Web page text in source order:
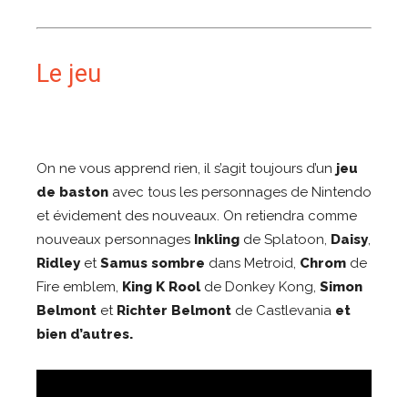
Le jeu
On ne vous apprend rien, il s’agit toujours d’un jeu
de baston avec tous les personnages de Nintendo
et évidement des nouveaux. On retiendra comme
nouveaux personnages Inkling de Splatoon, Daisy,
Ridley etSamus sombre dans Metroid, Chrom de
Fire emblem, King K Roolde Donkey Kong, Simon
Belmont et Richter Belmont de Castlevania et
bien d’autres.